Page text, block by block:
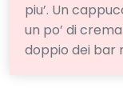
piu’. Un
un po’ di
doppio dei bar